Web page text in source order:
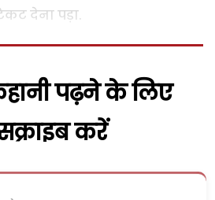
देना पड़ा.
पढ़ने के लिए
करें